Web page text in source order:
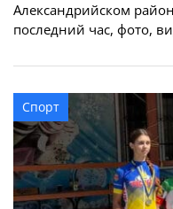
Александрийском
последний час, фото,
Спорт